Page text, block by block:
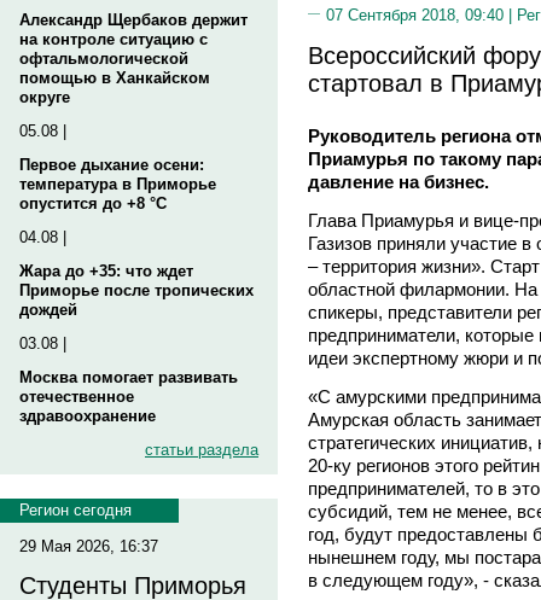
Александр Щербаков держит
на контроле ситуацию с
офтальмологической
помощью в Ханкайском
округе
05.08 |
Первое дыхание осени:
температура в Приморье
опустится до +8 °C
04.08 |
Жара до +35: что ждет
Приморье после тропических
дождей
03.08 |
Москва помогает развивать
отечественное
здравоохранение
статьи раздела
Регион сегодня
29 Мая 2026, 16:37
Студенты Приморья
07 Сентября 2018, 09:40 |
Всероссийский
стартовал в
Руководитель региона
Приамурья по такому
давление на бизнес.
Глава Приамурья и
Газизов приняли участие
– территория жизни».
областной филармонии.
спикеры, представители
предприниматели, которые
идеи экспертному жюри и
«С амурскими
Амурская область
стратегических
20-ку регионов этого
предпринимателей, то в
субсидий, тем не менее,
год, будут предоставлены
нынешнем году, мы
в следующем году», -